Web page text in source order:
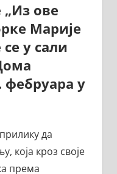
ове
Марије
у сали
фебруара у
да
која кроз своје
према